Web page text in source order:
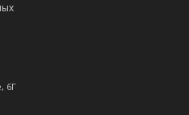
6Г